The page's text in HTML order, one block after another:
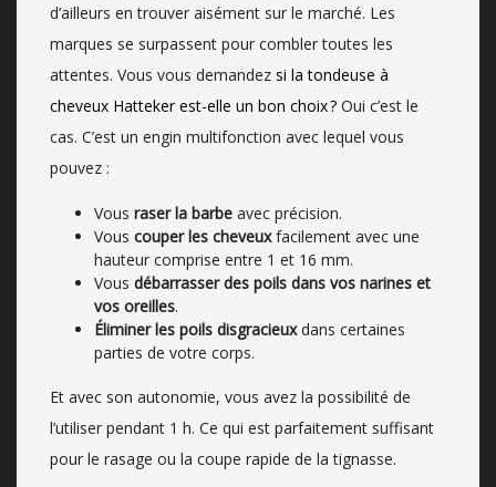
d’ailleurs en trouver aisément sur le marché. Les
marques se surpassent pour combler toutes les
attentes. Vous vous demandez si la tondeuse à
cheveux Hatteker est-elle un bon choix ? Oui c’est le
cas. C’est un engin multifonction avec lequel vous
pouvez :
Vous raser la barbe avec précision.
Vous couper les cheveuxfacilement avec une
hauteur comprise entre 1 et 16 mm.
Vous débarrasser des poils dans vos narines et
vos oreilles.
Éliminer les poils disgracieuxdans certaines
parties de votre corps.
Et avec son autonomie, vous avez la possibilité de
l’utiliser pendant 1 h. Ce qui est parfaitement suffisant
pour le rasage ou la coupe rapide de la tignasse.